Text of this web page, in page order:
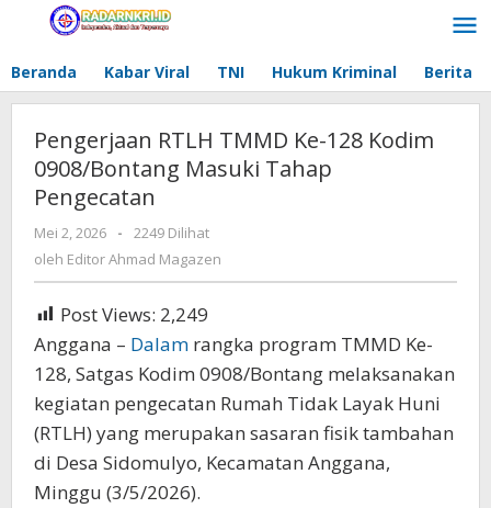
Lewati
Beranda Kabar Viral TNI Hukum Kriminal Berita
Pengerjaan RTLH TMMD Ke-128 Kodim
0908/Bontang Masuki Tahap
Pengecatan
Mei 2, 2026
oleh
Editor
-
2249 Dilihat
oleh Editor Ahmad Magazen
Post Views: 2,249
Anggana – Dalam rangka program TMMD Ke-
128, Satgas Kodim 0908/Bontang melaksanakan
kegiatan pengecatan Rumah Tidak Layak Huni
(RTLH) yang merupakan sasaran fisik tambahan
di Desa Sidomulyo, Kecamatan Anggana,
Minggu (3/5/2026).